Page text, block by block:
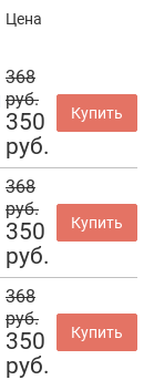
Цена
368
руб.
350
руб.
Купить
368
руб.
350
руб.
Купить
368
руб.
350
руб.
Купить